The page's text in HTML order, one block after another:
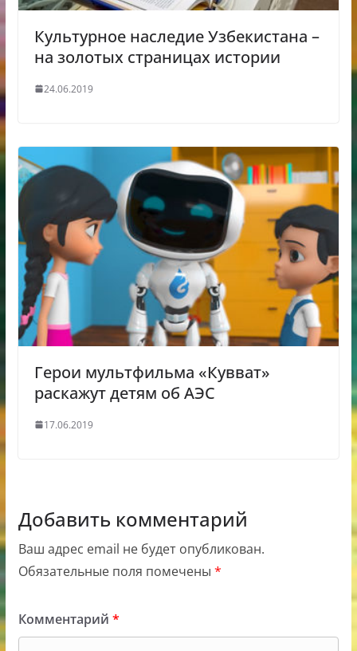
Культурное наследие Узбекистана –
на золотых страницах истории
24.06.2019
Герои мультфильма «Кувват»
раскажут детям об АЭС
17.06.2019
Добавить комментарий
Ваш адрес email не будет опубликован.
Обязательные поля помечены *
Комментарий *